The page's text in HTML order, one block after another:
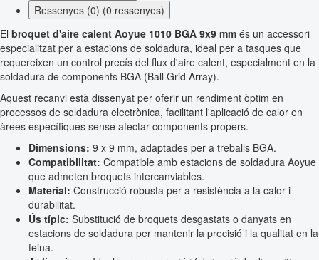
Ressenyes (0) (0 ressenyes)
El broquet d'aire calent Aoyue 1010 BGA 9x9 mm és un accessori
especialitzat per a estacions de soldadura, ideal per a tasques que
requereixen un control precís del flux d'aire calent, especialment en la
soldadura de components BGA (Ball Grid Array).
Aquest recanvi està dissenyat per oferir un rendiment òptim en
processos de soldadura electrònica, facilitant l'aplicació de calor en
àrees específiques sense afectar components propers.
Dimensions: 9 x 9 mm, adaptades per a treballs BGA.
Compatibilitat: Compatible amb estacions de soldadura Aoyue
que admeten broquets intercanviables.
Material: Construcció robusta per a resistència a la calor i
durabilitat.
Ús típic: Substitució de broquets desgastats o danyats en
estacions de soldadura per mantenir la precisió i la qualitat en la
feina.